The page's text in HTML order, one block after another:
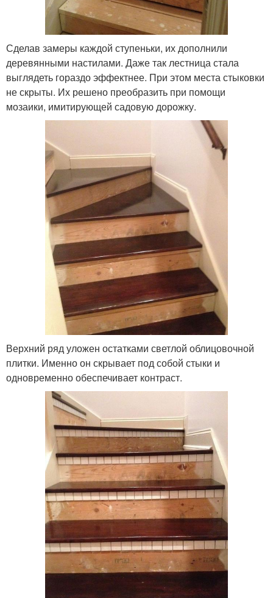
Сделав замеры каждой ступеньки, их дополнили
деревянными настилами. Даже так лестница стала
выглядеть гораздо эффектнее. При этом места стыковки
не скрыты. Их решено преобразить при помощи
мозаики, имитирующей садовую дорожку.
Верхний ряд уложен остатками светлой облицовочной
плитки. Именно он скрывает под собой стыки и
одновременно обеспечивает контраст.